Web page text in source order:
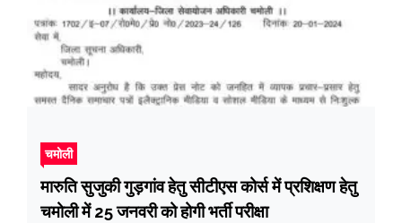
चमोली
मारुति सुजुकी गुड़गांव हेतु सीटीएस कोर्स में प्रशिक्षण हेतु
चमोली में 25 जनवरी को होगी भर्ती परीक्षा